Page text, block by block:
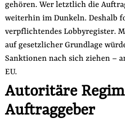
gehören. Wer letztlich die
weiterhin im Dunkeln. Deshalb
verpflichtendes Lobbyregister.
auf gesetzlicher Grundlage
Sanktionen nach sich ziehen –
EU.
Autoritäre
Auftraggeber